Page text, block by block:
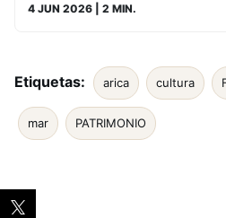
4 JUN 2026 | 2 MIN.
Etiquetas: arica cultura
mar PATRIMONIO